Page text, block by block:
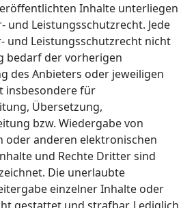
Inhalte unterliegen
und Leistungsschutzrecht. Jede
und Leistungsschutzrecht nicht
bedarf der vorherigen
des Anbieters oder jeweiligen
insbesondere für
Übersetzung,
bzw. Wiedergabe von
oder anderen elektronischen
und Rechte Dritter sind
Die unerlaubte
einzelner Inhalte oder